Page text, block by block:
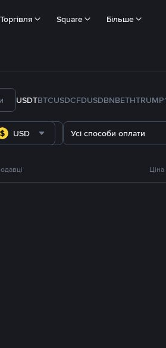
Торгівля Square Більше
USDTBTCUSDCFDUSDBNBETHTRUMP
USD Усі способи оплати
Ціна